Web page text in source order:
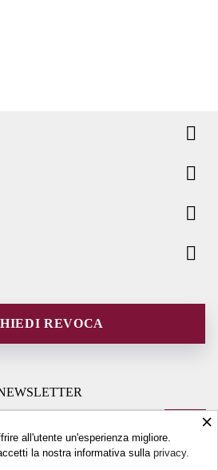




REVOCA
×
all'utente un'esperienza migliore.
la nostra informativa sullaprivacy.